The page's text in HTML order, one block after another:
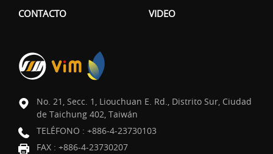
CONTACTO VIDEO
No. 21, Secc. 1, Liouchuan E. Rd., Distrito Sur, Ciudad
de Taichung 402, Taiwán
TELÉFONO : +886-4-23730103
FAX : +886-4-23730207